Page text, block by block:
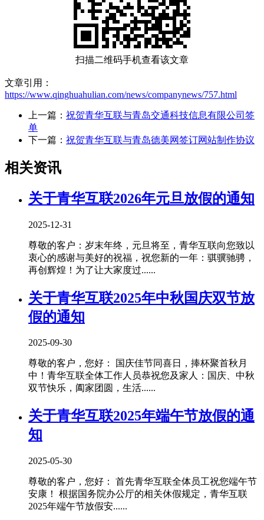
扫描二维码手机查看该文章
文章引用：
https://www.qinghuahulian.com/news/companynews/757.html
上一篇： 祝贺青华互联与青岛交通科技信息有限公司签
单
下一篇： 祝贺青华互联与青岛德美网签订网站制作协议
相关资讯
关于青华互联2026年元旦放假的通知
2025-12-31
尊敬的客户：岁末年终，元旦将至，青华互联向您致以
衷心的感谢与美好的祝福，祝您新的一年：骐骥驰骋，
再创辉煌！为了让大家度过......
关于青华互联2025年中秋国庆双节放
假的通知
2025-09-30
尊敬的客户，您好： 国庆佳节同喜日，捧杯聚首秋月
中！青华互联全体工作人员恭祝您及家人：国庆、中秋
双节快乐，阖家团圆，生活......
关于青华互联2025年端午节放假的通
知
2025-05-30
尊敬的客户，您好： 首先青华互联全体员工祝您端午节
安康！ 根据国务院办公厅的相关休假规定，青华互联
2025年端午节放假安......